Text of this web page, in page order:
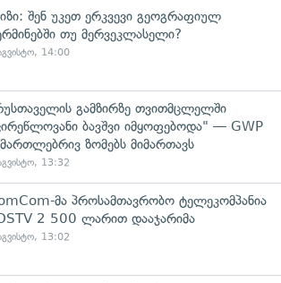
შენ უკეთ ერკვევი გეოგრაფიულ
თუ მერვეკლასელი?
14:00
გამზირზე თვითმცლელში
ბავშვი იმყოფებოდა" — GWP
ზომებს მიმართავს
13:32
მა პროსამთავრობო ტელეკომპანია
2 500 ლარით დააჯარიმა
13:02